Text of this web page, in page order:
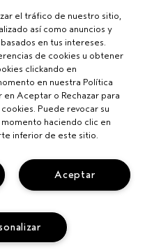
AVEDA
el tráfico de nuestro sitio,
así como anuncios y
en tus intereses.
de cookies u obtener
clickando en
en nuestra Política
en Aceptar o Rechazar para
Puede revocar su
haciendo clic en
inferior de este sitio.
Aceptar